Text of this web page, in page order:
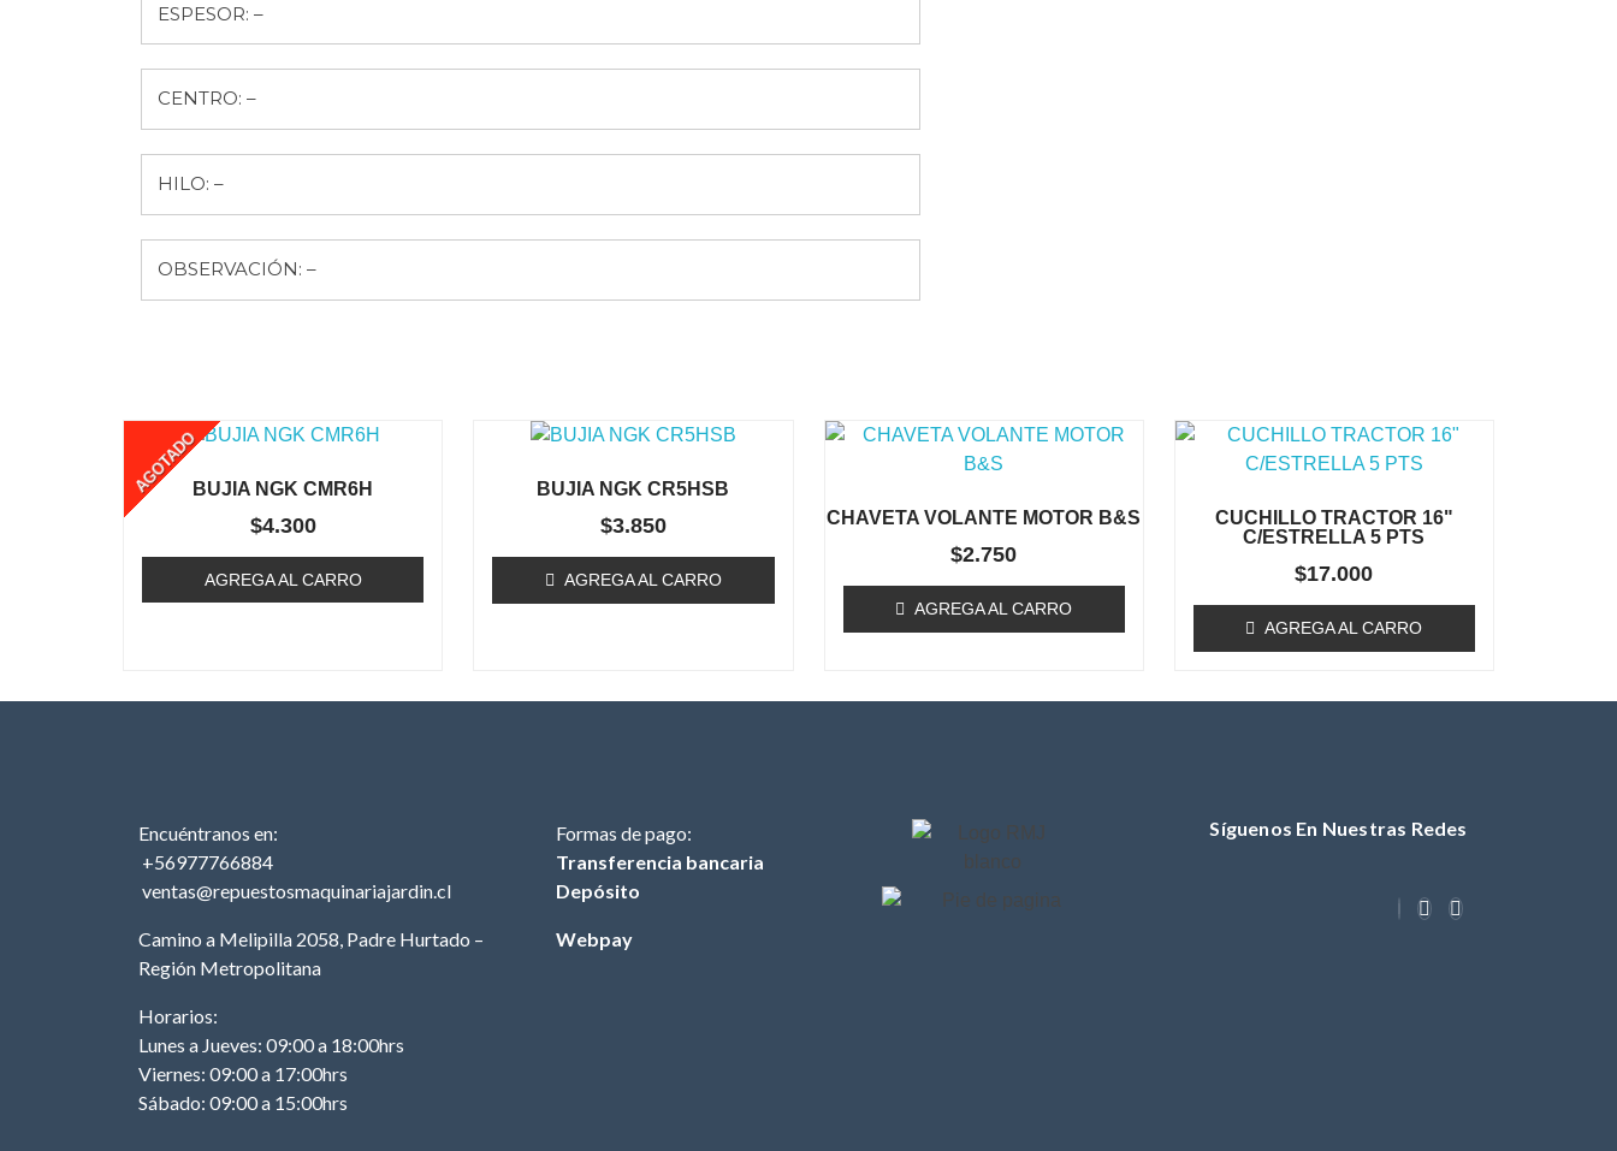
ESPESOR: –
CENTRO: –
HILO: –
OBSERVACIÓN: –
BUJIA NGK CMR6H
AGOTADO
$4.300
AGREGA AL CARRO
BUJIA NGK CR5HSB
$3.850
AGREGA AL CARRO
CHAVETA VOLANTE MOTOR B&S
$2.750
AGREGA AL CARRO
CUCHILLO TRACTOR 16"
C/ESTRELLA 5 PTS
$17.000
AGREGA AL CARRO
Encuéntranos en:
+56977766884
ventas@repuestosmaquinariajardin.cl
Camino a Melipilla 2058, Padre Hurtado –
Región Metropolitana
Horarios:
Lunes a Jueves: 09:00 a 18:00hrs
Viernes: 09:00 a 17:00hrs
Sábado: 09:00 a 15:00hrs
Formas de pago:
Transferencia bancaria
Depósito
Webpay
Síguenos En Nuestras Redes